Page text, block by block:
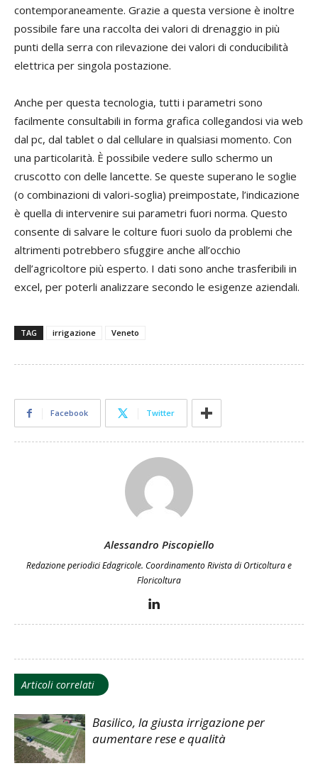
contemporaneamente. Grazie a questa versione è inoltre
possibile fare una raccolta dei valori di drenaggio in più
punti della serra con rilevazione dei valori di conducibilità
elettrica per singola postazione.
Anche per questa tecnologia, tutti i parametri sono
facilmente consultabili in forma grafica collegandosi via web
dal pc, dal tablet o dal cellulare in qualsiasi momento. Con
una particolarità. È possibile vedere sullo schermo un
cruscotto con delle lancette. Se queste superano le soglie
(o combinazioni di valori-soglia) preimpostate, l’indicazione
è quella di intervenire sui parametri fuori norma. Questo
consente di salvare le colture fuori suolo da problemi che
altrimenti potrebbero sfuggire anche all’occhio
dell’agricoltore più esperto. I dati sono anche trasferibili in
excel, per poterli analizzare secondo le esigenze aziendali.
TAG irrigazione Veneto
Facebook Twitter
Alessandro Piscopiello
Redazione periodici Edagricole. Coordinamento Rivista di Orticoltura e
Floricoltura
Articoli correlati
Basilico, la giusta irrigazione per
aumentare rese e qualità